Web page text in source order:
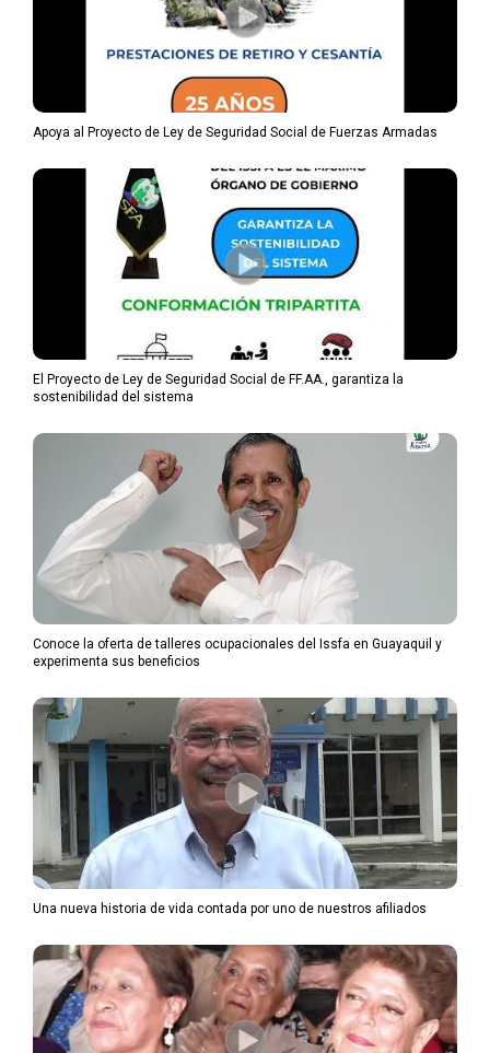
Apoya al Proyecto de Ley de Seguridad Social de Fuerzas Armadas
El Proyecto de Ley de Seguridad Social de FF.AA., garantiza la
sostenibilidad del sistema
Conoce la oferta de talleres ocupacionales del Issfa en Guayaquil y
experimenta sus beneficios
Una nueva historia de vida contada por uno de nuestros afiliados